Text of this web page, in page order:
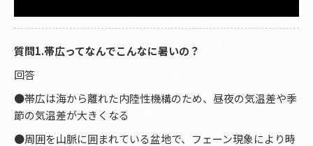
質問1.帯広ってなんでこんなに暑いの？
回答
●帯広は海から離れた内陸性機構のため、昼夜の気温差や季
節の気温差が大きくなる
●周囲を山脈に囲まれている盆地で、フェーン現象により時